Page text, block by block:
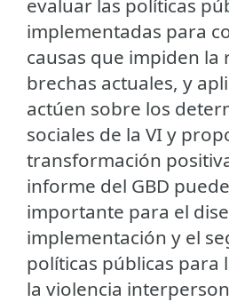
evaluar las políticas
implementadas para
causas que impiden la
brechas actuales, y
actúen sobre los
sociales de la VI y
transformación
informe del GBD
importante para el
implementación y el
políticas públicas para
la violencia